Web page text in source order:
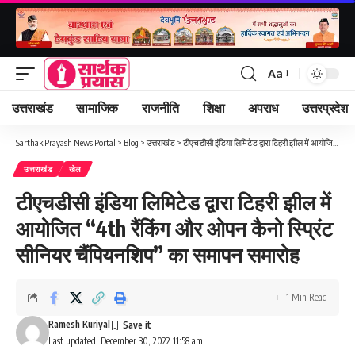
Font
Resizer
Aa
उत्तराखंड सामाजिक राजनीति शिक्षा अपराध उत्तरप्रदेश
Sarthak Prayash News Portal > Blog > उत्तराखंड > टीएचडीसी इंडिया लिमिटेड द्वारा टिहरी झील में आयोजित “4th रैंकिंग और ओपन कैनो स्प्रिंट सीनियर चैंपियनशिप” का समापन समारोह
उत्तराखंड खेल
टीएचडीसी इंडिया लिमिटेड द्वारा टिहरी झील में
आयोजित “4th रैंकिंग और ओपन कैनो स्प्रिंट
सीनियर चैंपियनशिप” का समापन समारोह
Last updated: December 30, 2022 11:58 am
Ramesh Kuriyal
1 Min Read